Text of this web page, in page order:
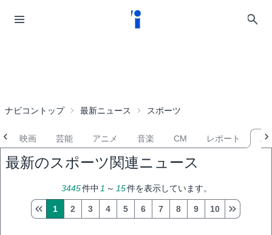
ナビコントップ 最新ニュース スポーツ
映画 芸能 アニメ 音楽 CM レポート
最新のスポーツ関連ニュース
3445件中 1 ～ 15件を表示しています。
1 2 3 4 5 6 7 8 9 10